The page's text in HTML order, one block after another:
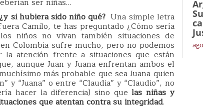
si hubiera sido niño qué? Una simple letra
Camilo, te has preguntado ¿Cómo sería
niños no vivan también situaciones de
Colombia sufre mucho, pero no podemos
atención frente a situaciones que están
aunque Juan y Juana enfrentan ambos el
más probable que sea Juana quien
y “Juana” o entre “Claudia” y “Claudio”, no
hacer la diferencia) sino que las niñas y
que atentan contra su integridad.